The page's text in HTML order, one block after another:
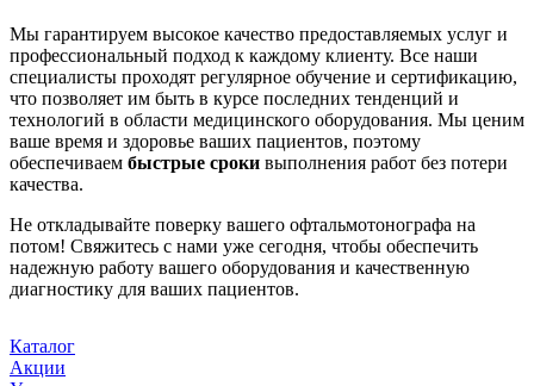
Мы гарантируем высокое качество предоставляемых услуг и
профессиональный подход к каждому клиенту. Все наши
специалисты проходят регулярное обучение и сертификацию,
что позволяет им быть в курсе последних тенденций и
технологий в области медицинского оборудования. Мы ценим
ваше время и здоровье ваших пациентов, поэтому
обеспечиваем быстрые сроки выполнения работ без потери
качества.
Не откладывайте поверку вашего офтальмотонографа на
потом! Свяжитесь с нами уже сегодня, чтобы обеспечить
надежную работу вашего оборудования и качественную
диагностику для ваших пациентов.
Каталог
Акции